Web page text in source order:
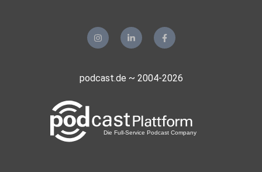
podcast.de ~ 2004-2026